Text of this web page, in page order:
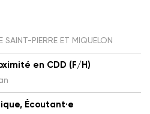
SAINT-PIERRE ET MIQUELON
en CDD (F/H)
Écoutant·e